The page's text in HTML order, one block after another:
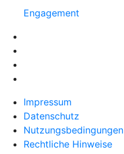
Engagement
Impressum
Datenschutz
Nutzungsbedingungen
Rechtliche Hinweise